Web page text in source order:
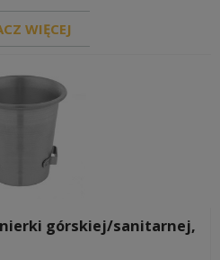
WIĘCEJ
górskiej/sanitarnej,